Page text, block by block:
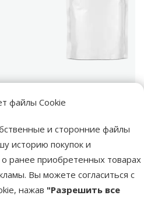
файлы Cookie
и сторонние файлы
историю покупок и
ранее приобретенных товарах
Вы можете согласиться с
нажав "Разрешить все
кг
Вес продукта
Материал